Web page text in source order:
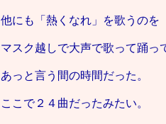
他にも「熱くなれ」を歌うのを
マスク越しで大声で歌って踊っ
あっと言う間の時間だった。
ここで２４曲だったみたい。